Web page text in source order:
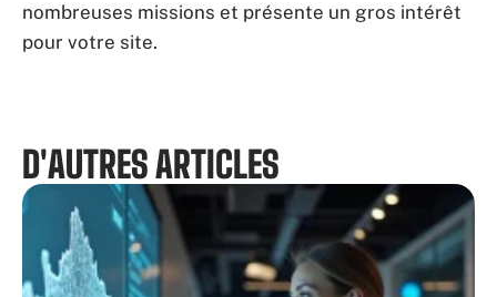
nombreuses missions et présente un gros intérêt
pour votre site.
D'AUTRES ARTICLES